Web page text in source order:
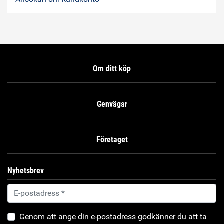
Om ditt köp
Genvägar
Företaget
Nyhetsbrev
Genom att ange din e-postadress godkänner du att ta